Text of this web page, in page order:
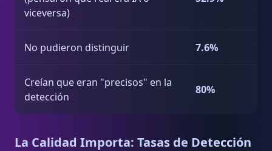
viceversa)
No pudieron distinguir 7.6%
Creían que eran "precisos" en la
detección
80%
La Calidad Importa: Tasas de Detección